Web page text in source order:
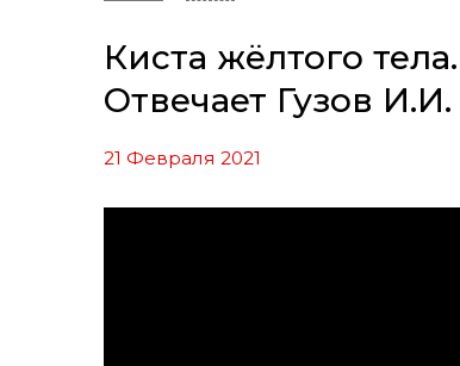
Киста жёлтого
Отвечает Гузов И.И.
21 Февраля 2021